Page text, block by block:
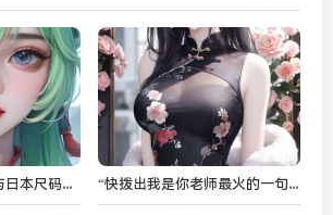
如何避免欧洲尺码与日本尺码转换错误？专线服务能提供不卡顿的购物体验吗？ “快拨出我是你老师最火的一句”是如何成为网络热词的？背后隐藏的网络文化密码